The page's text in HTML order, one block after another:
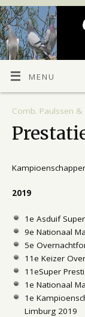
MENU
Comb. Paulssen &
2019
1e Asduif
9e Nationaal
5e
11e Keizer
11eSuper
1e Nationaal
1e
Limburg 2019